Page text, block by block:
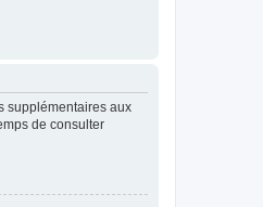
supplémentaires aux
de consulter